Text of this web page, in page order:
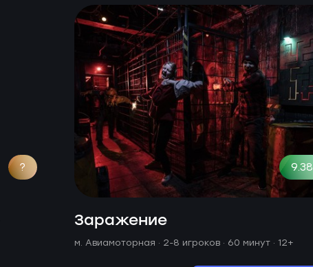
? 9.38
Заражение
м. Авиамоторная · 2-8 игроков · 60 минут · 12+